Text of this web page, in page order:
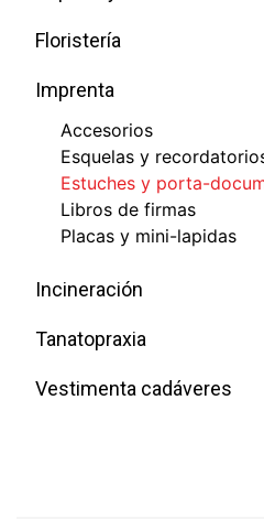
Floristería
Imprenta
Accesorios
Esquelas y
Estuches y porta-
Libros de firmas
Placas y mini-lapidas
Incineración
Tanatopraxia
Vestimenta cadáveres